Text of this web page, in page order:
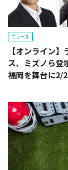
ニュース
【オンライン
ス、ミズノら登
福岡を舞台に2/